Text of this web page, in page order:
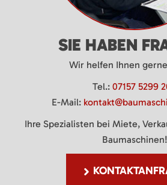
SIE HABEN
Wir helfen Ihnen
Tel.: 07157 5299
E-Mail:
Ihre Spezialisten bei Miete,
Baumaschinen!